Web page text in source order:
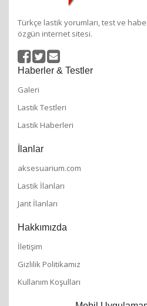
Türkçe lastik yorumları, test ve
özgün internet sitesi.
Haberler & Testler
Galeri
Lastik Testleri
Lastik Haberleri
İlanlar
aksesuarium.com
Lastik İlanları
Jant İlanları
Hakkımızda
İletişim
Gizlilik Politikamız
Kullanım Koşulları